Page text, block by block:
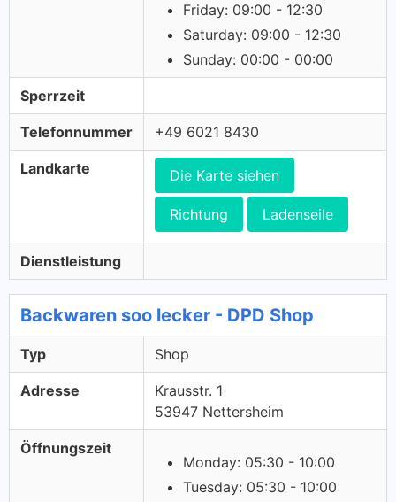
Friday: 09:00 - 12:30
Saturday: 09:00 - 12:30
Sunday: 00:00 - 00:00
Sperrzeit
Telefonnummer +49 6021 8430
Landkarte Die Karte siehen
Richtung Ladenseile
Dienstleistung
Backwaren soo lecker - DPD Shop
Typ Shop
Adresse
Krausstr. 1
53947 Nettersheim
Öffnungszeit
Monday: 05:30 - 10:00
Tuesday: 05:30 - 10:00